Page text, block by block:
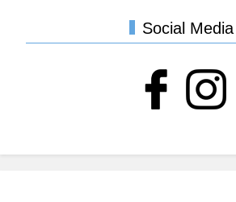
Social Media